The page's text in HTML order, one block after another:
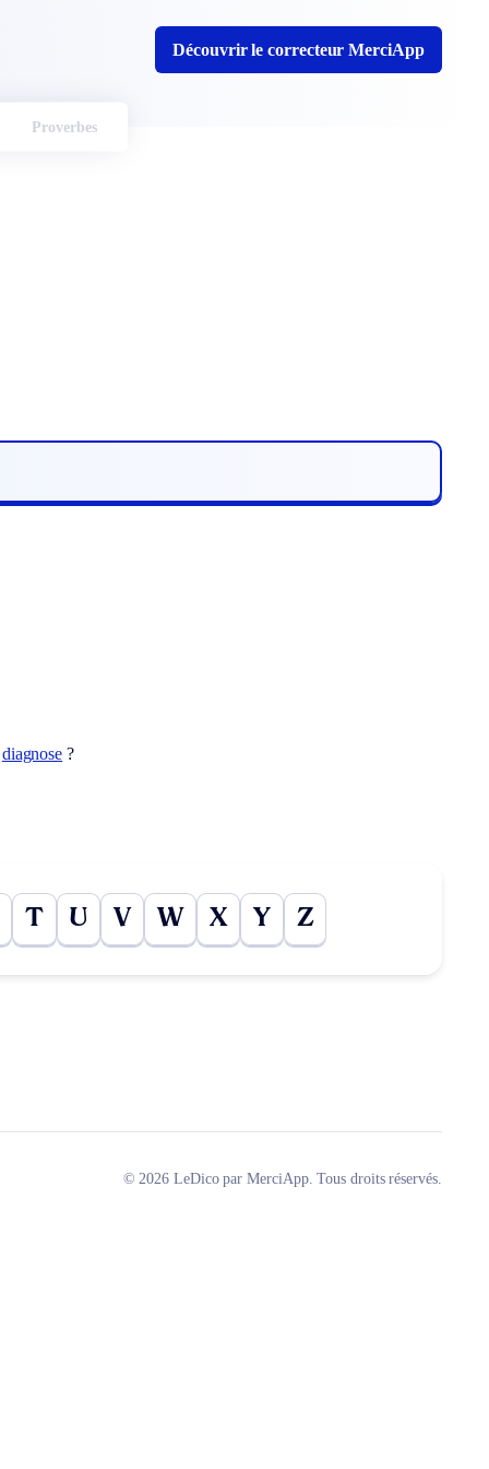
Découvrir le correcteur MerciApp
Proverbes
diagnose ?
T U V W X Y Z
© 2026 LeDico par MerciApp. Tous droits réservés.